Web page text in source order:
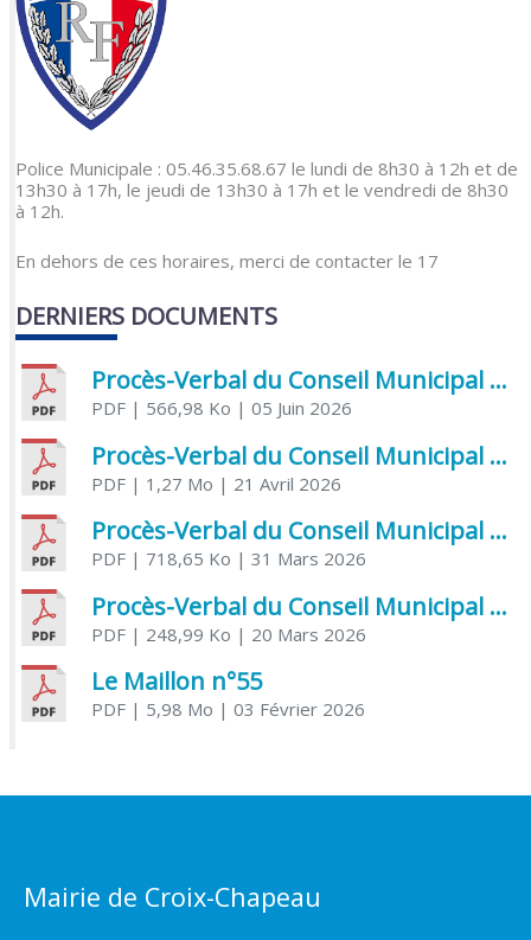
Police Municipale : 05.46.35.68.67 le lundi de 8h30 à 12h et de
13h30 à 17h, le jeudi de 13h30 à 17h et le vendredi de 8h30
à 12h.
En dehors de ces horaires, merci de contacter le 17
DERNIERS DOCUMENTS
Procès-Verbal du Conseil Municipal du 5 juin 2026
PDF| 566,98 Ko | 05 Juin 2026
Procès-Verbal du Conseil Municipal du 21 avril 2026
PDF| 1,27 Mo | 21 Avril 2026
Procès-Verbal du Conseil Municipal du 31 mars 2026
PDF| 718,65 Ko | 31 Mars 2026
Procès-Verbal du Conseil Municipal du 20 mars 2026
PDF| 248,99 Ko | 20 Mars 2026
Le Maillon n°55
PDF| 5,98 Mo | 03 Février 2026
Mairie de Croix-Chapeau